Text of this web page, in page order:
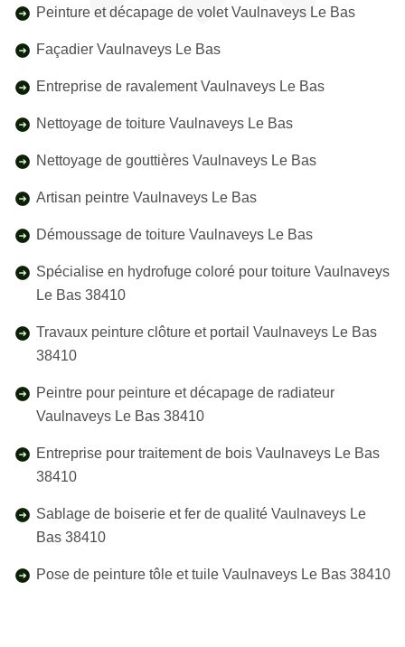
Peinture et décapage de volet Vaulnaveys Le Bas
Façadier Vaulnaveys Le Bas
Entreprise de ravalement Vaulnaveys Le Bas
Nettoyage de toiture Vaulnaveys Le Bas
Nettoyage de gouttières Vaulnaveys Le Bas
Artisan peintre Vaulnaveys Le Bas
Démoussage de toiture Vaulnaveys Le Bas
Spécialise en hydrofuge coloré pour toiture Vaulnaveys
Le Bas 38410
Travaux peinture clôture et portail Vaulnaveys Le Bas
38410
Peintre pour peinture et décapage de radiateur
Vaulnaveys Le Bas 38410
Entreprise pour traitement de bois Vaulnaveys Le Bas
38410
Sablage de boiserie et fer de qualité Vaulnaveys Le
Bas 38410
Pose de peinture tôle et tuile Vaulnaveys Le Bas 38410